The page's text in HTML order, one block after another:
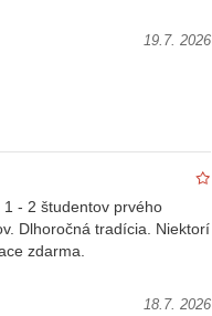
19.7. 2026
- 2 študentov prvého
Dlhoročná tradícia. Niektorí
zdarma.
18.7. 2026